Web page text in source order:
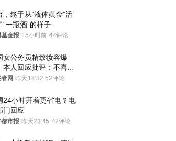
，终于从“液体黄金”活
“一瓶酒”的样子
金报 15小时前 44评论
女公务员精致妆容爆
本人回应批评：不喜欢
看网 昨天18:32 62评论
24小时开着更省电？电
门回应
市报 昨天23:45 42评论